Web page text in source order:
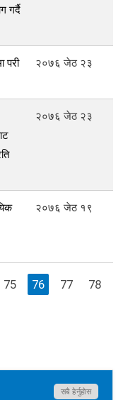
गर्दै
परी
२०७६ जेठ २३
२०७६ जेठ २३
२०७६ जेठ १९
75 76 77
78
सबै हेर्नुहोस